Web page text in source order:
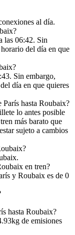
al día.
las 06:42. Sin
del día en que
Sin embargo,
día en que quieres
París hasta Roubaix?
lo antes posible
más barato que
sujeto a cambios
en tren?
y Roubaix es de 0
hasta Roubaix?
de emisiones